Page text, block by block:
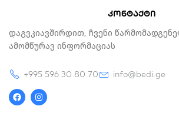
კონტაქტი
Დაგვკიავშირდით, Ჩვენი
Ამომწურავ Ინფორმაციას
+995 596 30 80 70
info@bedi.ge
a
c
e
n
s
t